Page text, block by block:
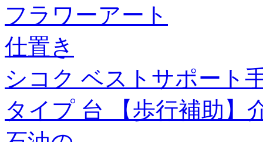
フラワーアート
仕置き
シコク ベストサポート
タイプ 台 【歩行補助】